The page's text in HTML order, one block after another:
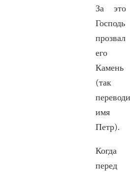
За это
Господь
прозвал
его
Камень
(так
имя
Петр).
Когда
перед